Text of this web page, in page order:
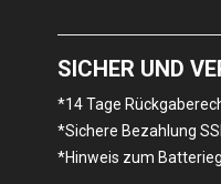
SICHER UND
*14 Tage
*Sichere Bezahlung
*Hinweis zum